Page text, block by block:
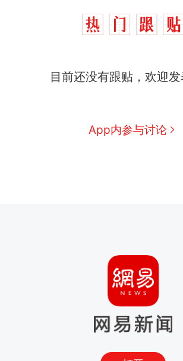
目前还没有跟贴，欢迎
App内参与讨论